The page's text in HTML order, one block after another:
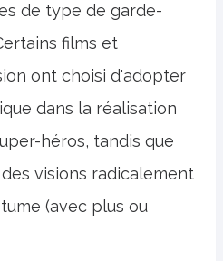
de type de garde-
films et
ont choisi d'adopter
dans la réalisation
héros, tandis que
visions radicalement
(avec plus ou